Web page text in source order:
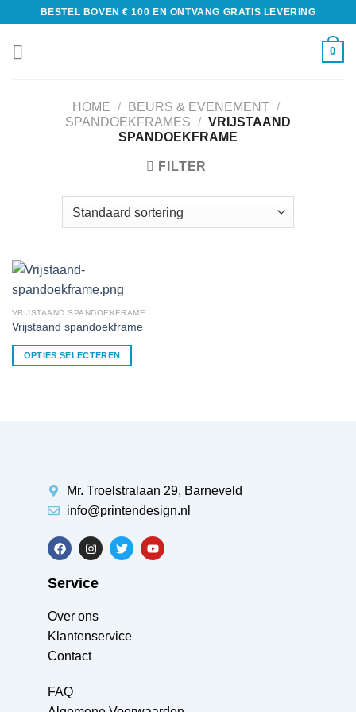
BESTEL BOVEN € 100 EN ONTVANG GRATIS LEVERING
0
HOME / BEURS & EVENEMENT /
SPANDOEKFRAMES / VRIJSTAAND
SPANDOEKFRAME
FILTER
VRIJSTAAND SPANDOEKFRAME
Vrijstaand spandoekframe
OPTIES SELECTEREN
Mr. Troelstralaan 29, Barneveld
info@printendesign.nl
Service
Over ons
Klantenservice
Contact
FAQ